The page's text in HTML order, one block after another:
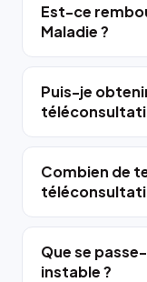
Est-ce
Maladie ?
Puis-je
Combien de
Que se
instable ?